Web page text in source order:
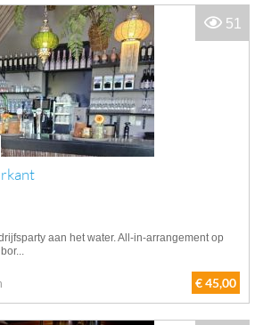
aan het water. All-in-arrangement op
€ 45,00
51